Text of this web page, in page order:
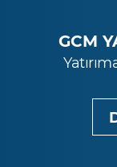
GCM